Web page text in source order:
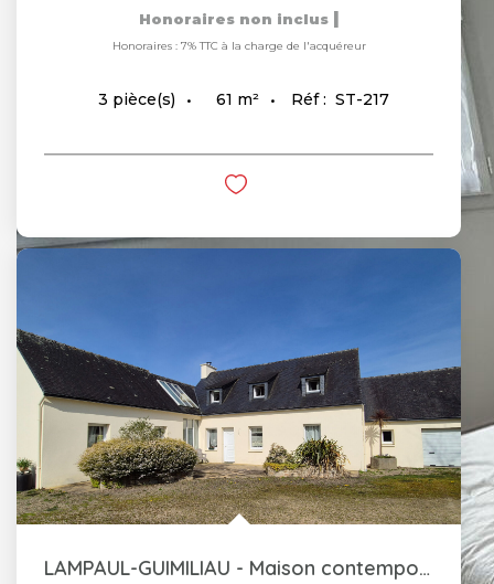
Honoraires non inclus |
Honoraires : 7% TTC à la charge de l'acquéreur
3 pièce(s) 61 m² Réf : ST-217
LAMPAUL-GUIMILIAU - Maison contemporaine - 7 pièces